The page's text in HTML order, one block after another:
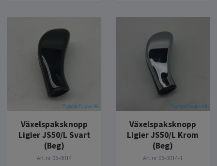
Växelspaksknopp
Ligier JS50/L Svart
(Beg)
Art.nr 06-0014
Växelspaksknopp
Ligier JS50/L Krom
(Beg)
Art.nr 06-0014-1